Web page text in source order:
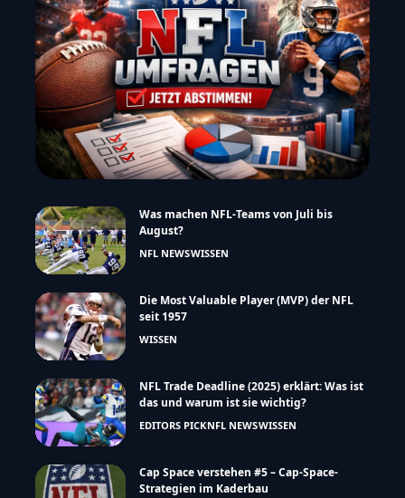
Was machen NFL-Teams von Juli bis
August?
NFL NEWSWISSEN
Die Most Valuable Player (MVP) der NFL
seit 1957
WISSEN
NFL Trade Deadline (2025) erklärt: Was ist
das und warum ist sie wichtig?
EDITORS PICKNFL NEWSWISSEN
Cap Space verstehen #5 – Cap-Space-
Strategien im Kaderbau